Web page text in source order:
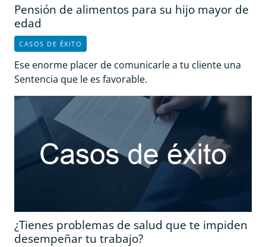
Pensión de alimentos para su hijo mayor de
edad
CASOS DE ÉXITO
Ese enorme placer de comunicarle a tu cliente una
Sentencia que le es favorable.
¿Tienes problemas de salud que te impiden
desempeñar tu trabajo?